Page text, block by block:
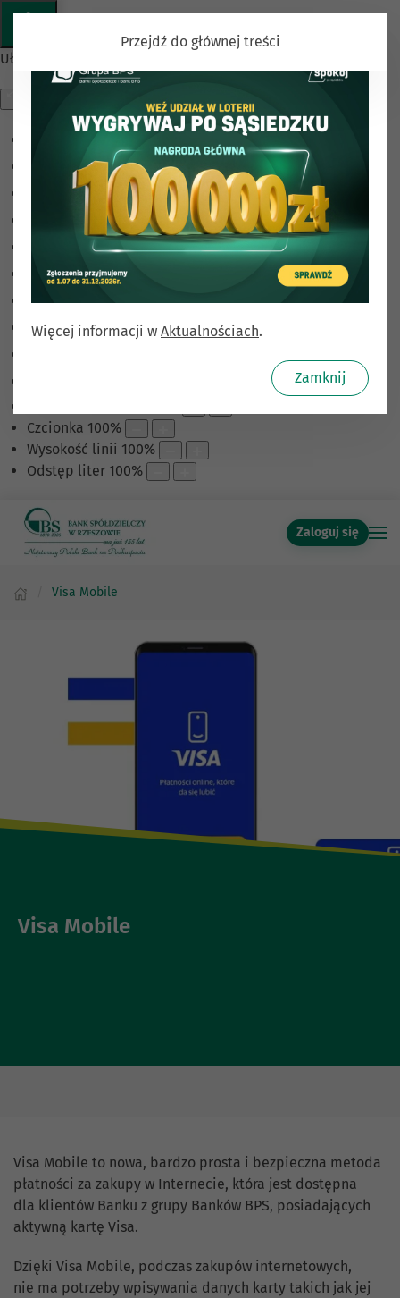
Ułatwienia dostępu
Monochromatyczny
Ciemny kontrast
Jasny kontrast
Niskie nasycenie
Wysokie nasycenie
Zaznacz linki
Zaznacz nagłówki
Czcionka 100%
Wysokość linii 100%
Odstęp liter 100%
Przejdź do głównej treści
Zaloguj się
Visa Mobile
Visa Mobile
Visa Mobile to nowa, bardzo prosta i bezpieczna metoda
płatności za zakupy w Internecie, która jest dostępna
dla klientów Banku z grupy Banków BPS, posiadających
aktywną kartę Visa.
Dzięki Visa Mobile, podczas zakupów internetowych,
nie ma potrzeby wpisywania danych karty takich jak jej
Więcej informacji w Aktualnościach.
Zamknij